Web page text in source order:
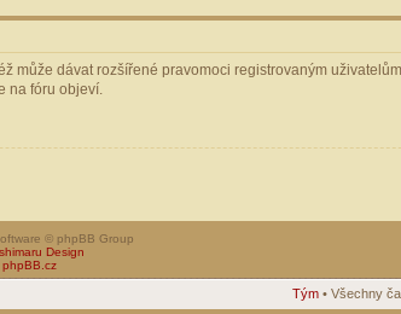
dávat rozšířené pravomoci registrovaným
na fóru objeví.
© phpBB Group
Design
phpBB.cz
Tým • Všechny